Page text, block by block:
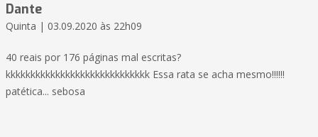
Dante
Quinta | 03.09.2020 às 22h09
40 reais por 176 páginas mal escritas?
kkkkkkkkkkkkkkkkkkkkkkkkkkkkk Essa rata se acha mesmo!!!!!!
patética... sebosa